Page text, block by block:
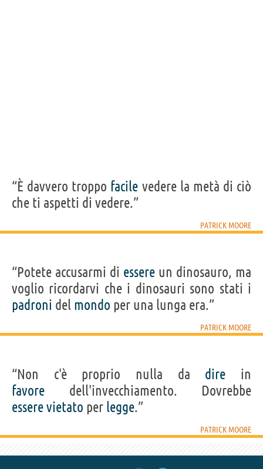
“È davvero troppo facile vedere la metà di ciò
che ti aspetti di vedere.”
PATRICK MOORE
“Potete accusarmi di essere un dinosauro, ma
voglio ricordarvi che i dinosauri sono stati i
padroni del mondo per una lunga era.”
PATRICK MOORE
“Non c'è proprio nulla da dire in
favore dell'invecchiamento. Dovrebbe
esserevietato per legge.”
PATRICK MOORE